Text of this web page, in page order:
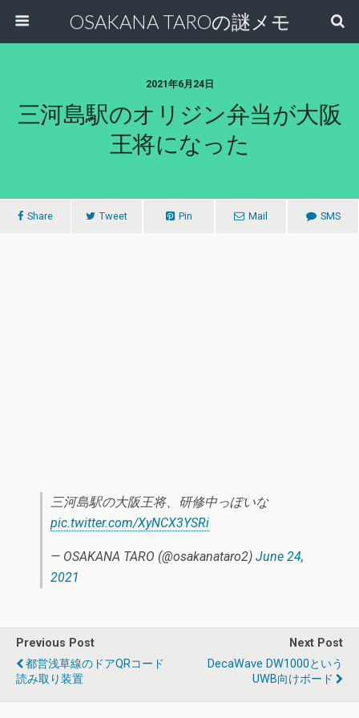
OSAKANA TAROの謎メモ
2021年6月24日
三河島駅のオリジン弁当が大阪
王将になった
Share Tweet Pin Mail SMS
三河島駅の大阪王将、研修中っぽいな
pic.twitter.com/XyNCX3YSRi
— OSAKANA TARO (@osakanataro2) June 24,
2021
Previous Post
都営浅草線のドアQRコード
読み取り装置
Next Post
DecaWave DW1000という
UWB向けボード